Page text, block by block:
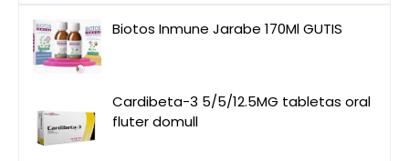
Biotos Inmune Jarabe 170Ml GUTIS
Cardibeta-3 5/5/12.5MG tabletas oral
fluter domull